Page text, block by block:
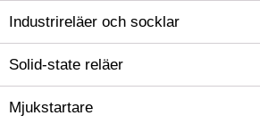
Industrireläer och socklar
Solid-state reläer
Mjukstartare